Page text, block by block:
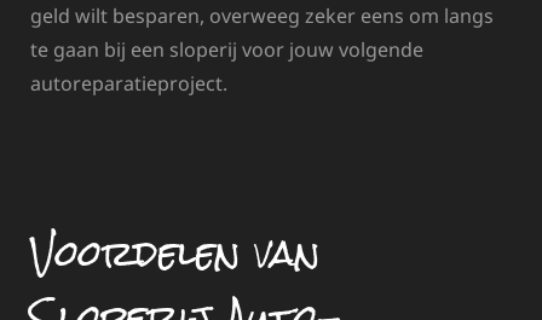
geld wilt besparen, overweeg zeker eens om langs
te gaan bij een sloperij voor jouw volgende
autoreparatieproject.
Voordelen van